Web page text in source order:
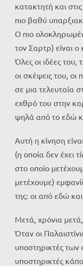
κατακτητή και
πιο βαθύ
Ο πιο
τον Σαρτρ) είναι ο
Όλες οι ιδέες
οι σκέψεις του, οι
σε μια τελευταία
εχθρό του στην
ψηλά από το εδώ
Αυτή η κίνηση
(η οποία δεν έχει
στο οποίο
μετέχουμε)
της: οι από εδώ και
Μετά, χρόνια
Όταν οι
υποστηρικτές των
υποστηρικτές